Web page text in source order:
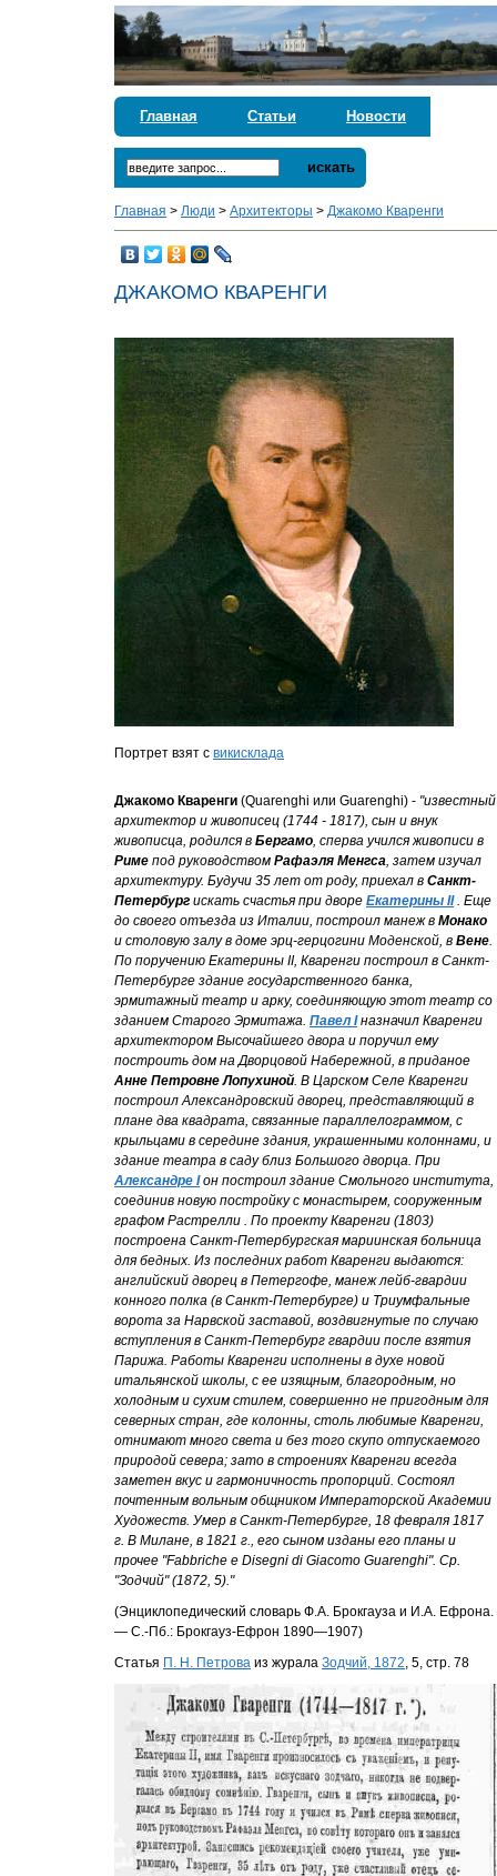
Главная Статьи Новости
искать
Главная >Люди >Архитекторы >Джакомо Кваренги
ДЖАКОМО КВАРЕНГИ
Портрет взят свикисклада
Джакомо Кваренги (Quarenghi или Guarenghi) - "известный
архитектор и живописец (1744 - 1817), сын и внук
живописца, родился вБергамо, сперва учился живописи в
Риме под руководствомРафаэля Менгса, затем изучал
архитектуру. Будучи 35 лет от роду, приехал вСанкт-
Петербург искать счастья при двореЕкатерины II. Еще
до своего отъезда из Италии, построил манеж вМонако
и столовую залу в доме эрц-герцогини Моденской, вВене.
По поручению Екатерины II, Кваренги построил в Санкт-
Петербурге здание государственного банка,
эрмитажный театр и арку, соединяющую этот театр со
зданием Старого Эрмитажа.Павел Iназначил Кваренги
архитектором Высочайшего двора и поручил ему
построить дом на Дворцовой Набережной, в приданое
Анне Петровне Лопухиной. В Царском Селе Кваренги
построил Александровский дворец, представляющий в
плане два квадрата, связанные параллелограммом, с
крыльцами в середине здания, украшенными колоннами, и
здание театра в саду близ Большого дворца. При
Александре Iон построил здание Смольного института,
соединив новую постройку с монастырем, сооруженным
графом Растрелли . По проекту Кваренги (1803)
построена Санкт-Петербургская мариинская больница
для бедных. Из последних работ Кваренги выдаются:
английский дворец в Петергофе, манеж лейб-гвардии
конного полка (в Санкт-Петербурге) и Триумфальные
ворота за Нарвской заставой, воздвигнутые по случаю
вступления в Санкт-Петербург гвардии после взятия
Парижа. Работы Кваренги исполнены в духе новой
итальянской школы, с ее изящным, благородным, но
холодным и сухим стилем, совершенно не пригодным для
северных стран, где колонны, столь любимые Кваренги,
отнимают много света и без того скупо отпускаемого
природой севера; зато в строениях Кваренги всегда
заметен вкус и гармоничность пропорций. Состоял
почтенным вольным общником Императорской Академии
Художеств. Умер в Санкт-Петербурге, 18 февраля 1817
г. В Милане, в 1821 г., его сыном изданы его планы и
прочее "Fabbriche e Disegni di Giacomo Guarenghi". Ср.
"Зодчий" (1872, 5)."
(Энциклопедический словарь Ф.А. Брокгауза и И.А. Ефрона.
— С.-Пб.: Брокгауз-Ефрон 1890—1907)
Статья П. Н. Петрова из журалаЗодчий, 1872, 5, стр. 78